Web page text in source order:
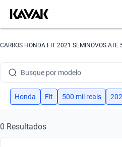
CARROS HONDA FIT 2021 SEMINOVOS ATE
Busque por modelo
Busque por versão
Busque por marca
Honda Fit 500 mil reais
0 Resultados